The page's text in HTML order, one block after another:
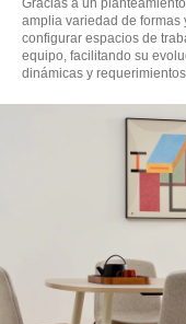
Gracias a un
amplia variedad de formas
configurar espacios de
equipo, facilitando su
dinámicas y